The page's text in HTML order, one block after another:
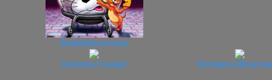
Волшебное кольцо
Трепещи, Усатый! История о